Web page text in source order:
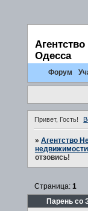
Одесса
Форум
Привет, Гость!
» Агентство
отзовись!
Парень со
Страница: 1